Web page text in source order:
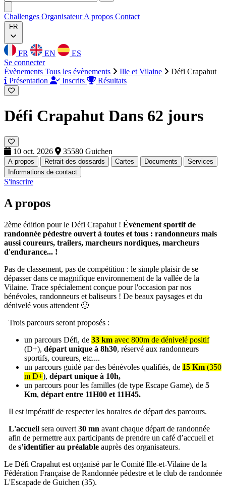
Challenges OrganisateurA propos Contact
FR
FR EN
ES
Se connecter
Évènements Tous les évènements Ille et Vilaine
Défi Crapahut
Présentation
Inscrits Résultats
Défi Crapahut Dans 62 jours
10 oct. 2026 35580 Guichen
A propos Retrait des dossards Cartes Documents
Services
Informations de contact
S'inscrire
A propos
2ème édition pour le Défi Crapahut ! Évènement sportif de
randonnée pédestre ouvert à toutes et tous : randonneurs mais
aussi coureurs, trailers, marcheurs nordiques, marcheurs
d'endurance... !
Pas de classement, pas de compétition : le simple plaisir de se
dépasser dans ce magnifique environnement de la vallée de la
Vilaine. Trace spécialement conçue pour l'occasion par nos
bénévoles, randonneurs et baliseurs ! De beaux paysages et du
dénivelé vous attendent 🙂
Trois parcours seront proposés :
un parcours Défi, de 33 km avec 800m de dénivelé positif
(D+), départ unique à 8h30, réservé aux randonneurs
sportifs, coureurs, etc....
un parcours guidé par des bénévoles qualifiés, de 15 Km (350
m D+), départ unique à 10h,
un parcours pour les familles (de type Escape Game), de 5
Km, départ entre 11H00 et 11H45.
Il est impératif de respecter les horaires de départ des parcours.
L'accueil sera ouvert30 mn avant chaque départ de randonnée
afin de permettre aux participants de prendre un café d’accueil et
des’identifier au préalable auprès des organisateurs.
Le Défi Crapahut est organisé par le Comité Ille-et-Vilaine de la
Fédération Française de Randonnée pédestre et le club de randonnée
L'Escapade de Guichen (35).